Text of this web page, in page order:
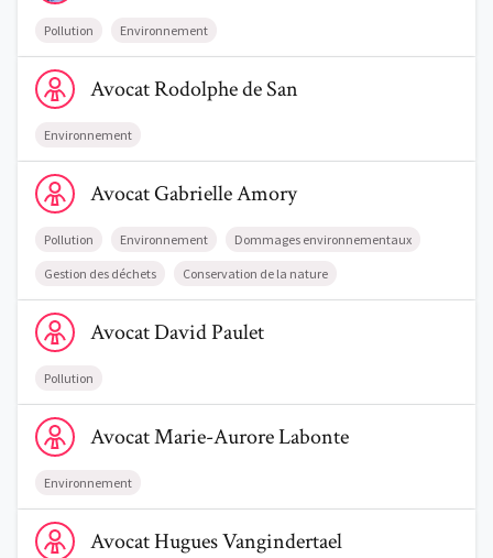
Pollution Environnement
Voir le profil de AvocatRodolphe de San
AvocatRodolphede San
Environnement
Voir le profil de AvocatGabrielle Amory
AvocatGabrielleAmory
Pollution Environnement Dommages environnementaux
Gestion des déchets Conservation de la nature
Voir le profil de AvocatDavid Paulet
AvocatDavidPaulet
Pollution
Voir le profil de AvocatMarie-Aurore Labonte
AvocatMarie-AuroreLabonte
Environnement
Voir le profil de AvocatHugues Vangindertael
AvocatHuguesVangindertael